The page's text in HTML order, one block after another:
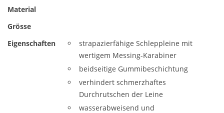
Material
Grösse
Eigenschaften
strapazierfähige Schleppleine mit
wertigem Messing-Karabiner
beidseitige Gummibeschichtung
verhindert schmerzhaftes
Durchrutschen der Leine
wasserabweisend und